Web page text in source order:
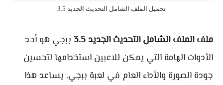
تحميل الملف الشامل التحديث الجديد 3.5
ملف الملف الشامل التحديث الجديد 3.5
ببجي هو أحد
الأدوات الهامة التي يمكن للاعبين استخدامها لتحسين
جودة الصورة والأداء العام في لعبة ببجي. يساعد هذا